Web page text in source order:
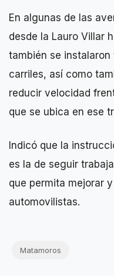
En algunas de las
desde la Lauro Villar
también se
carriles, así como
reducir velocidad
que se ubica en ese
Indicó que la
es la de seguir
que permita mejorar
automovilistas.
Matamoros